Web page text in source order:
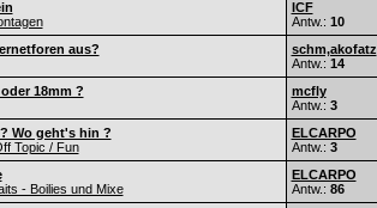
ICF
Antw.: 10
aus?
schm,akofatz
Antw.: 14
18mm ?
mcfly
Antw.: 3
Wo geht's hin ?
Topic / Fun
ELCARPO
Antw.: 3
- Boilies und Mixe
ELCARPO
Antw.: 86